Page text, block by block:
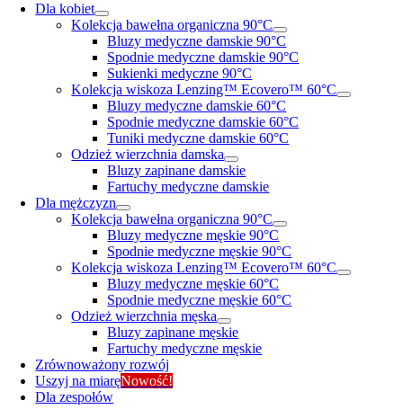
Dla kobiet
Kolekcja bawełna organiczna 90°C
Bluzy medyczne damskie 90°C
Spodnie medyczne damskie 90°C
Sukienki medyczne 90°C
Kolekcja wiskoza Lenzing™ Ecovero™ 60°C
Bluzy medyczne damskie 60°C
Spodnie medyczne damskie 60°C
Tuniki medyczne damskie 60°C
Odzież wierzchnia damska
Bluzy zapinane damskie
Fartuchy medyczne damskie
Dla mężczyzn
Kolekcja bawełna organiczna 90°C
Bluzy medyczne męskie 90°C
Spodnie medyczne męskie 90°C
Kolekcja wiskoza Lenzing™ Ecovero™ 60°C
Bluzy medyczne męskie 60°C
Spodnie medyczne męskie 60°C
Odzież wierzchnia męska
Bluzy zapinane męskie
Fartuchy medyczne męskie
Zrównoważony rozwój
Uszyj na miaręNowość!
Dla zespołów